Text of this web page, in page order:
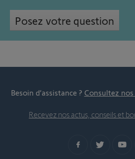
Posez votre question
Besoin d’assistance ? Consultez
Recevez nos actus, conseils et